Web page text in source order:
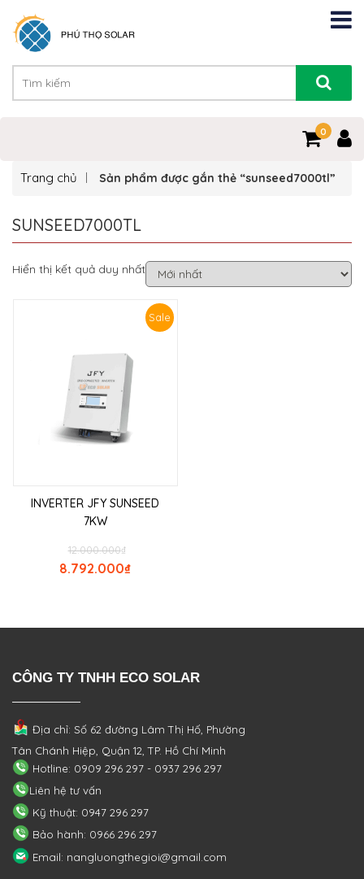
0
Trang chủ Sản phẩm được gắn thẻ “sunseed7000tl”
SUNSEED7000TL
Hiển thị kết quả duy nhất
Sale
INVERTER JFY SUNSEED
7KW
₫
12.000.000
₫
8.792.000
CÔNG TY TNHH ECO SOLAR
Địa chỉ: Số 62 đường Lâm Thị Hố, Phường
Tân Chánh Hiệp, Quận 12, TP. Hồ Chí Minh
Hotline: 0909 296 297 - 0937 296 297
Liên hệ tư vấn
Kỹ thuật: 0947 296 297
Bảo hành: 0966 296 297
Email: nangluongthegioi@gmail.com